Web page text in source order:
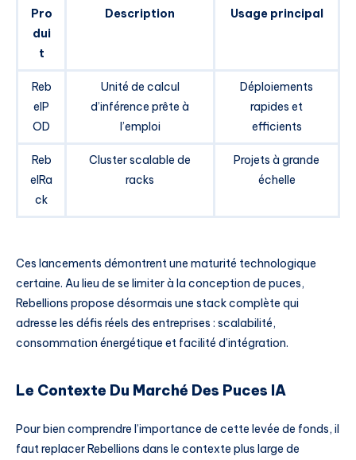
Pro
dui
t
Description Usage principal
Reb
elP
OD
Unité de calcul
d’inférence prête à
l’emploi
Déploiements
rapides et
efficients
Reb
elRa
ck
Cluster scalable de
racks
Projets à grande
échelle
Ces lancements démontrent une maturité technologique
certaine. Au lieu de se limiter à la conception de puces,
Rebellions propose désormais une stack complète qui
adresse les défis réels des entreprises : scalabilité,
consommation énergétique et facilité d’intégration.
Le Contexte Du Marché Des Puces IA
Pour bien comprendre l’importance de cette levée de fonds, il
faut replacer Rebellions dans le contexte plus large de